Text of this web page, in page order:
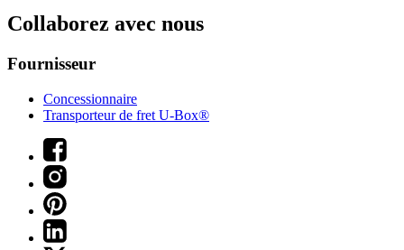
Collaborez avec nous
Fournisseur
Concessionnaire
Transporteur de fret U-Box®